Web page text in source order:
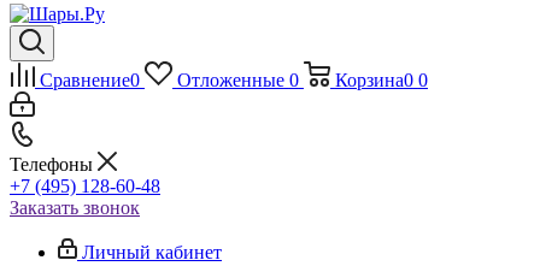
Сравнение0 Отложенные 0 Корзина0 0
Телефоны
+7 (495) 128-60-48
Заказать звонок
Личный кабинет